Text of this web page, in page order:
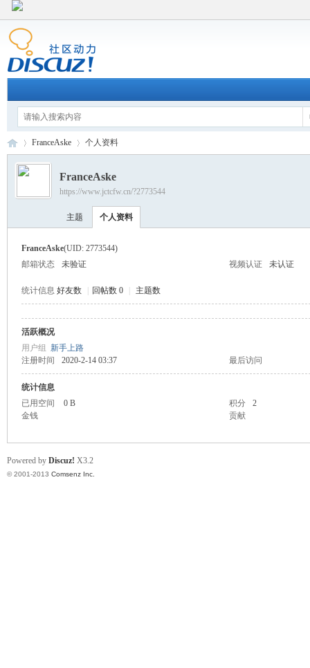
同
›
FranceAske 个人资料
FranceAske
https://www.jctcfw.cn/?2773544
主题 个人资料
FranceAske(UID: 2773544)
邮箱状态
未验证 视频认证 未认证
统计信息 好友数 回帖数 0 主题数
活跃概况
用户组 新手上路
注册时间
2020-2-14 03:37 最后访问
统计信息
已用空间
0 B 积分
2
金钱
贡献
Powered by Discuz! X3.2
© 2001-2013 Comsenz Inc.